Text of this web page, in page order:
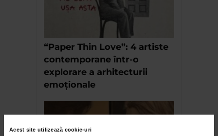
Acest site utilizează cookie-uri
“Paper Thin Love”: 4 artiste
contemporane într-o
explorare a arhitecturii
emoționale